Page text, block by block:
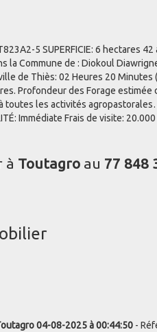
5 SUPERFICIE: 6 hectares 42
la Commune de : Diokoul
de Thiès: 02 Heures 20
Profondeur des Forage estimée
toutes les activités
Immédiate Frais de visite: 20.000
à Toutagro au 77 848
04-08-2025 à 00:44:50 -